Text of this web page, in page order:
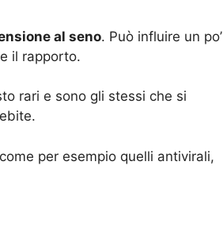
al seno. Può influire un po’
il rapporto.
rari e sono gli stessi che si
come per esempio quelli antivirali,